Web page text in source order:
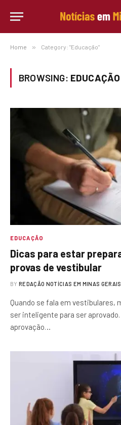
Home » Category: "Educação"
BROWSING: EDUCAÇÃO
EDUCAÇÃO
Dicas para estar
provas de vestibular
BY REDAÇÃO NOTÍCIAS EM MINAS GERAIS
Quando se fala em vestibulares,
ser inteligente para ser
aprovação…